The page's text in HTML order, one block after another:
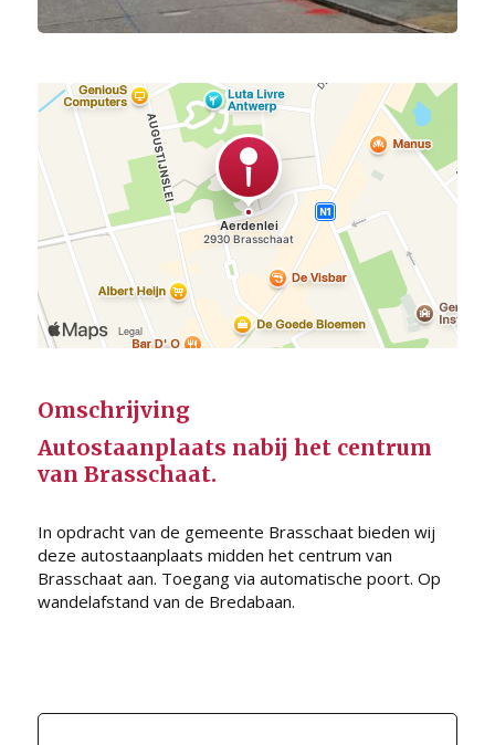
Omschrijving
Autostaanplaats nabij het centrum
van Brasschaat.
In opdracht van de gemeente Brasschaat bieden wij
deze autostaanplaats midden het centrum van
Brasschaat aan. Toegang via automatische poort. Op
wandelafstand van de Bredabaan.